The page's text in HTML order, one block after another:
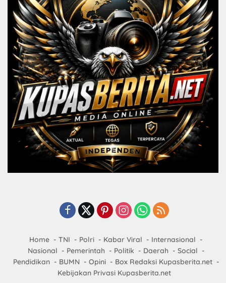
Home TNI Polri Kabar Viral
Internasional
Nasional
Pemerintah Politik Daerah
Social
Pendidikan
BUMN Opini
Box Redaksi Kupasberita.net
Kebijakan Privasi Kupasberita.net